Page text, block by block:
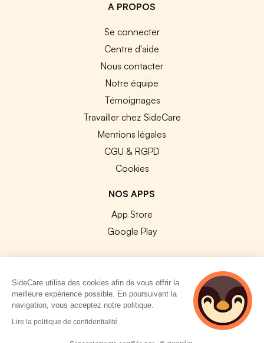
A PROPOS
Se connecter
Centre d'aide
Nous contacter
Notre équipe
Témoignages
Travailler chez SideCare
Mentions légales
CGU & RGPD
Cookies
NOS APPS
App Store
Google Play
© 2026 SideCare. Tous droits réservés.
SideCare utilise des cookies afin de vous offrir la
meilleure expérience possible. En poursuivant la
navigation, vous acceptez notre politique.
Lire la politique de confidentialité
4 personnes
consultent